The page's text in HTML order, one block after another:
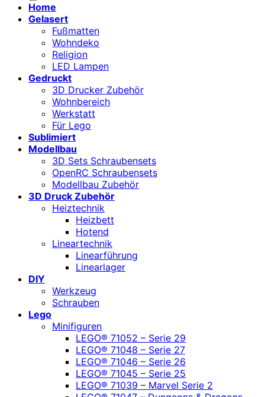
Home
Gelasert
Fußmatten
Wohndeko
Religion
LED Lampen
Gedruckt
3D Drucker Zubehör
Wohnbereich
Werkstatt
Für Lego
Sublimiert
Modellbau
3D Sets Schraubensets
OpenRC Schraubensets
Modellbau Zubehör
3D Druck Zubehör
Heiztechnik
Heizbett
Hotend
Lineartechnik
Linearführung
Linearlager
DIY
Werkzeug
Schrauben
Lego
Minifiguren
LEGO® 71052 – Serie 29
LEGO® 71048 – Serie 27
LEGO® 71046 – Serie 26
LEGO® 71045 – Serie 25
LEGO® 71039 – Marvel Serie 2